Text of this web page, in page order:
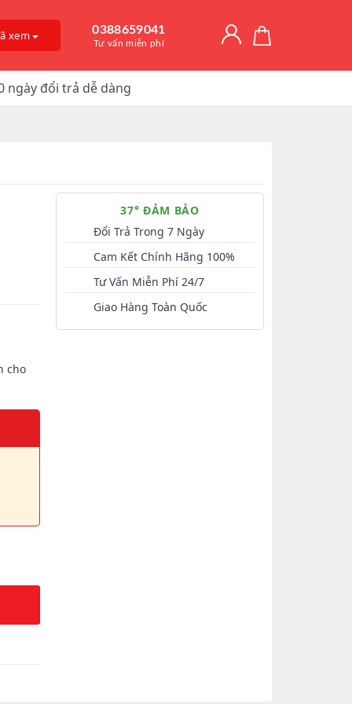
xem 0388659041
Tư vấn miễn phí
ngày đổi trả dễ dàng
cho
37° ĐẢM BẢO
Đổi Trả Trong 7 Ngày
Cam Kết Chính Hãng 100%
Tư Vấn Miễn Phí 24/7
Giao Hàng Toàn Quốc